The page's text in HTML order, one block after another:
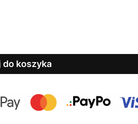
do koszyka